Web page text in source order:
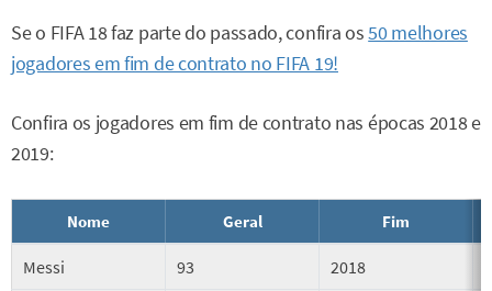
Se o FIFA 18 faz parte do passado, confira os50 melhores
jogadores em fim de contrato no FIFA 19!
Confira os jogadores em fim de contrato nas épocas 2018 e
2019:
Nome Geral Fim
Messi 93 2018